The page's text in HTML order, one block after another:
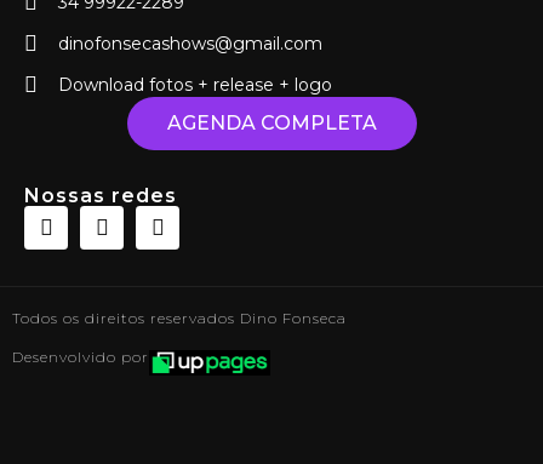
dinofonsecashows@gmail.com
Download fotos + release + logo
AGENDA COMPLETA
Nossas redes
Todos os direitos reservados Dino Fonseca
Desenvolvido por